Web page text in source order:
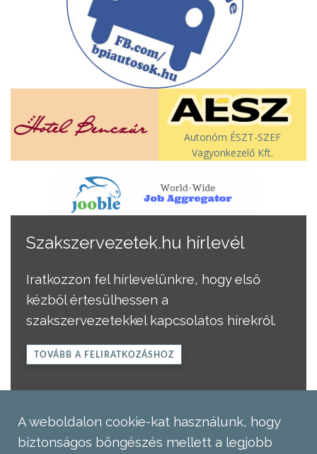
Autonóm ÉSZT-SZEF
Vagyonkezelő Kft.
Szakszervezetek.hu hírlevél
Iratkozzon fel hírlevelünkre, hogy első
kézből értesülhessen a
szakszervezetekkel kapcsolatos hírekről.
TOVÁBB A FELIRATKOZÁSHOZ
A weboldalon cookie-kat használunk, hogy
biztonságos böngészés mellett a legjobb